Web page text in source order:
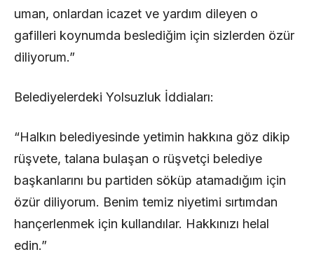
uman, onlardan icazet ve yardım dileyen o
gafilleri koynumda beslediğim için sizlerden özür
diliyorum.”
​Belediyelerdeki Yolsuzluk İddiaları:
“Halkın belediyesinde yetimin hakkına göz dikip
rüşvete, talana bulaşan o rüşvetçi belediye
başkanlarını bu partiden söküp atamadığım için
özür diliyorum. Benim temiz niyetimi sırtımdan
hançerlenmek için kullandılar. Hakkınızı helal
edin.”